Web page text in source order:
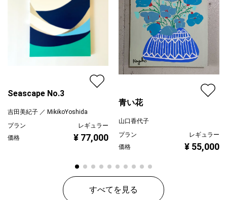
Seascape No.3
吉田美紀子 ／ MikikoYoshida
プラン
レギュラー
価格
¥ 77,000
青い花
山口香代子
プラン
レギュラー
価格
¥ 55,000
すべてを見る